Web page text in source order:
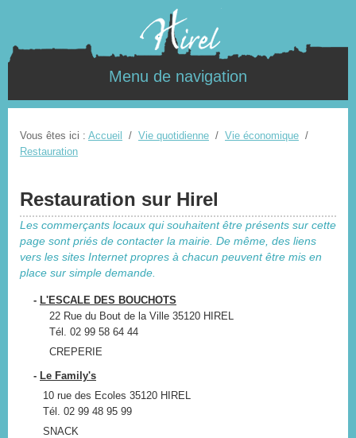
Menu de navigation
Vous êtes ici : Accueil / Vie quotidienne / Vie économique /
Restauration
Restauration sur Hirel
Les commerçants locaux qui souhaitent être présents sur cette
page sont priés de contacter la mairie. De même, des liens
vers les sites Internet propres à chacun peuvent être mis en
place sur simple demande.
- L'ESCALE DES BOUCHOTS
22 Rue du Bout de la Ville 35120 HIREL
Tél. 02 99 58 64 44
CREPERIE
- Le Family's
10 rue des Ecoles 35120 HIREL
Tél. 02 99 48 95 99
SNACK